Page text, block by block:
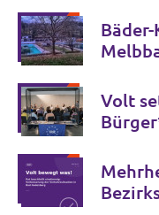
Melbbad und
Volt